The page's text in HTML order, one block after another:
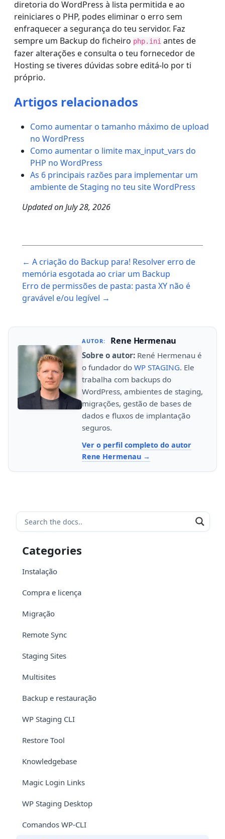
diretoria do WordPress à lista permitida e ao
reiniciares o PHP, podes eliminar o erro sem
enfraquecer a segurança do teu servidor. Faz
sempre um Backup do ficheiro php.ini antes de
fazer alterações e consulta o teu fornecedor de
Hosting se tiveres dúvidas sobre editá-lo por ti
próprio.
Artigos relacionados
Como aumentar o tamanho máximo de upload
no WordPress
Como aumentar o limite max_input_vars do
PHP no WordPress
As 6 principais razões para implementar um
ambiente de Staging no teu site WordPress
Updated onJuly 28, 2026
navigation
← A criação do Backup para! Resolver erro de
memória esgotada ao criar um Backup
Erro de permissões de pasta: pasta XY não é
gravável e/ou legível →
AUTOR: Rene Hermenau
Sobre o autor: René Hermenau é
o fundador do WP STAGING. Ele
trabalha com backups do
WordPress, ambientes de staging,
migrações, gestão de bases de
dados e fluxos de implantação
seguros.
Ver o perfil completo do autor
Rene Hermenau
Categories
Instalação
Compra e licença
Migração
Remote Sync
Staging Sites
Multisites
Backup e restauração
WP Staging CLI
Restore Tool
Knowledgebase
Magic Login Links
WP Staging Desktop
Comandos WP-CLI